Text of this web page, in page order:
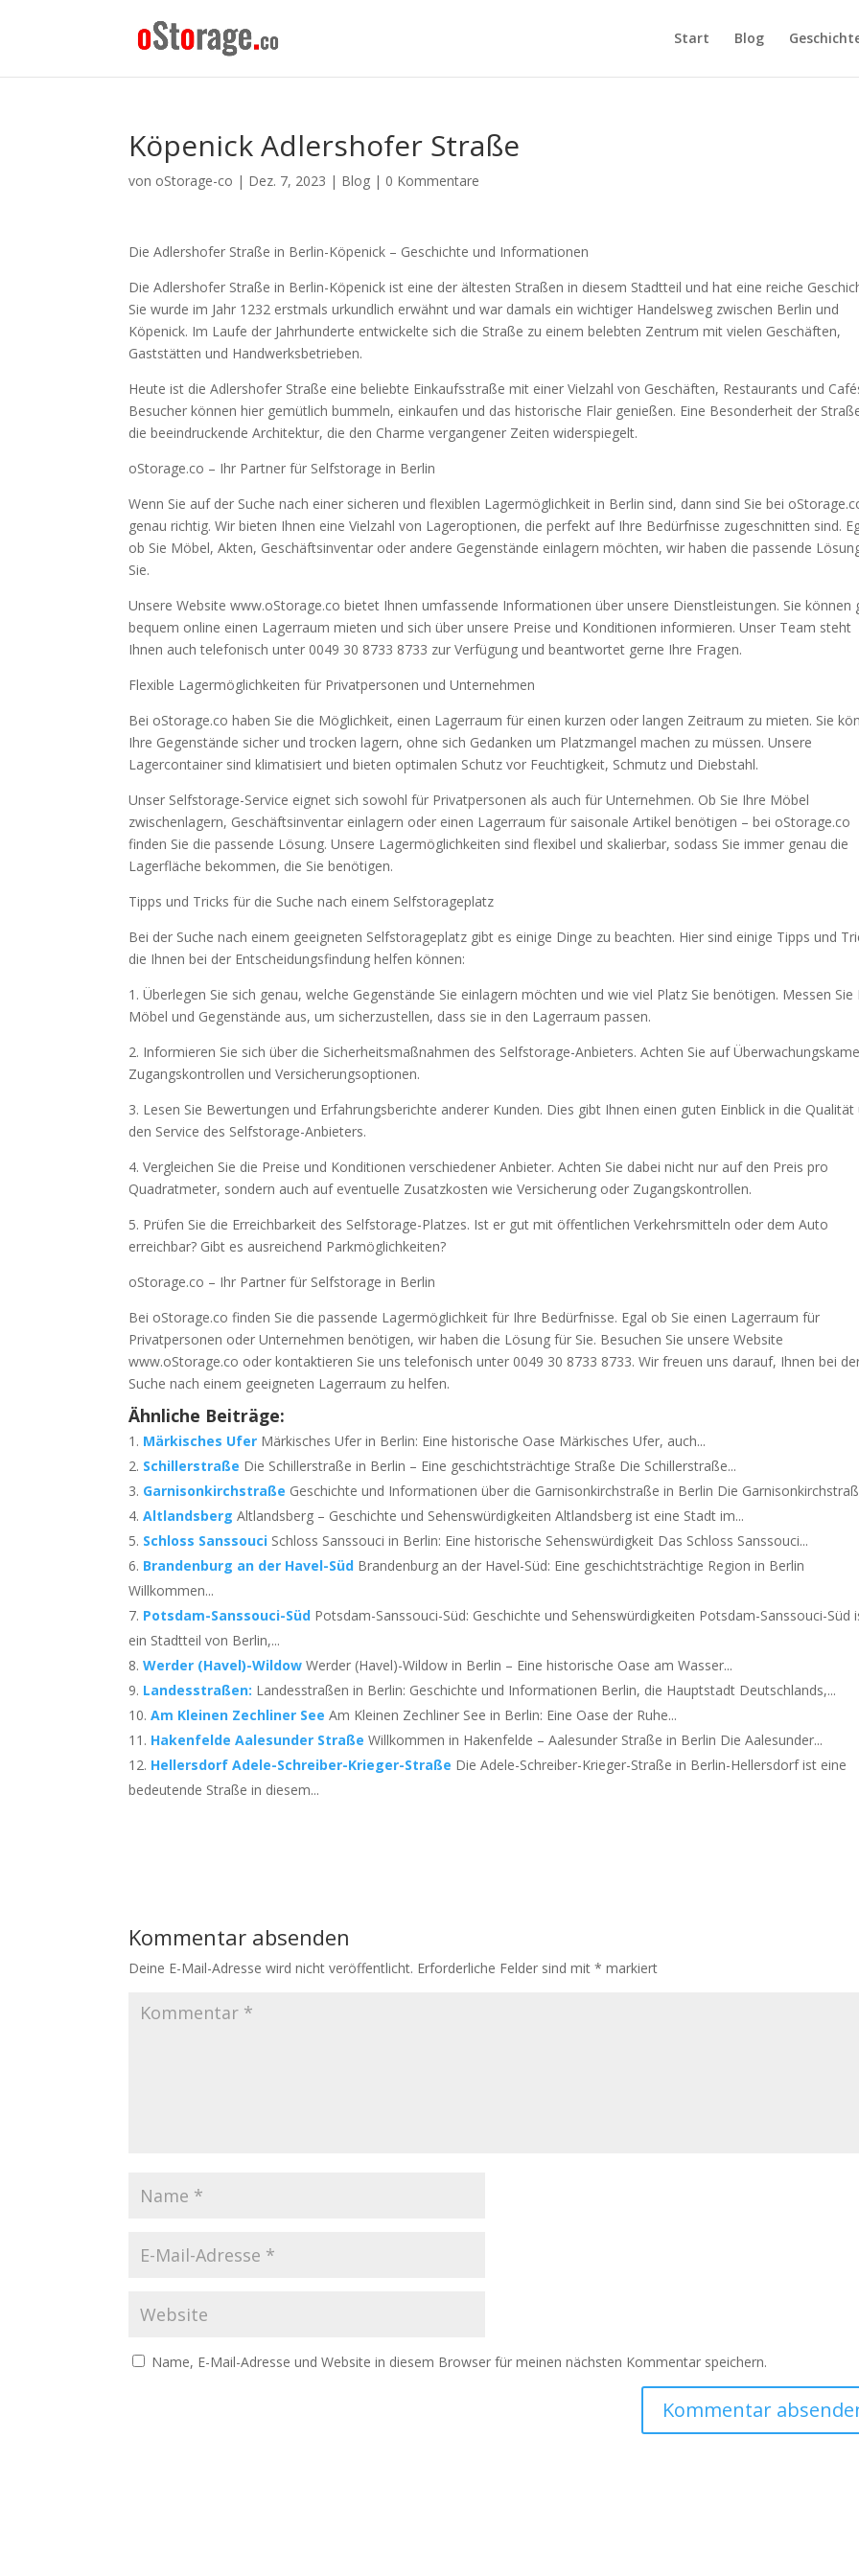
Start Blog
Köpenick Adlershofer Straße
von oStorage-co | Dez. 7, 2023 | Blog | 0 Kommentare
Die Adlershofer Straße in Berlin-Köpenick – Geschichte und Informationen
Die Adlershofer Straße in Berlin-Köpenick ist eine der ältesten Straßen in diesem Stadtteil und hat eine reiche
Sie wurde im Jahr 1232 erstmals urkundlich erwähnt und war damals ein wichtiger Handelsweg zwischen Berlin und
Köpenick. Im Laufe der Jahrhunderte entwickelte sich die Straße zu einem belebten Zentrum mit vielen Geschäften,
Gaststätten und Handwerksbetrieben.
Heute ist die Adlershofer Straße eine beliebte Einkaufsstraße mit einer Vielzahl von Geschäften, Restaurants und
Besucher können hier gemütlich bummeln, einkaufen und das historische Flair genießen. Eine Besonderheit der
die beeindruckende Architektur, die den Charme vergangener Zeiten widerspiegelt.
oStorage.co – Ihr Partner für Selfstorage in Berlin
Wenn Sie auf der Suche nach einer sicheren und flexiblen Lagermöglichkeit in Berlin sind, dann sind Sie bei
genau richtig. Wir bieten Ihnen eine Vielzahl von Lageroptionen, die perfekt auf Ihre Bedürfnisse zugeschnitten sind.
ob Sie Möbel, Akten, Geschäftsinventar oder andere Gegenstände einlagern möchten, wir haben die passende
Sie.
Unsere Website www.oStorage.co bietet Ihnen umfassende Informationen über unsere Dienstleistungen. Sie können
bequem online einen Lagerraum mieten und sich über unsere Preise und Konditionen informieren. Unser Team steht
Ihnen auch telefonisch unter 0049 30 8733 8733 zur Verfügung und beantwortet gerne Ihre Fragen.
Flexible Lagermöglichkeiten für Privatpersonen und Unternehmen
Bei oStorage.co haben Sie die Möglichkeit, einen Lagerraum für einen kurzen oder langen Zeitraum zu mieten. Sie
Ihre Gegenstände sicher und trocken lagern, ohne sich Gedanken um Platzmangel machen zu müssen. Unsere
Lagercontainer sind klimatisiert und bieten optimalen Schutz vor Feuchtigkeit, Schmutz und Diebstahl.
Unser Selfstorage-Service eignet sich sowohl für Privatpersonen als auch für Unternehmen. Ob Sie Ihre Möbel
zwischenlagern, Geschäftsinventar einlagern oder einen Lagerraum für saisonale Artikel benötigen – bei oStorage.co
finden Sie die passende Lösung. Unsere Lagermöglichkeiten sind flexibel und skalierbar, sodass Sie immer genau die
Lagerfläche bekommen, die Sie benötigen.
Tipps und Tricks für die Suche nach einem Selfstorageplatz
Bei der Suche nach einem geeigneten Selfstorageplatz gibt es einige Dinge zu beachten. Hier sind einige Tipps und
die Ihnen bei der Entscheidungsfindung helfen können:
1. Überlegen Sie sich genau, welche Gegenstände Sie einlagern möchten und wie viel Platz Sie benötigen. Messen Sie
Möbel und Gegenstände aus, um sicherzustellen, dass sie in den Lagerraum passen.
2. Informieren Sie sich über die Sicherheitsmaßnahmen des Selfstorage-Anbieters. Achten Sie auf
Zugangskontrollen und Versicherungsoptionen.
3. Lesen Sie Bewertungen und Erfahrungsberichte anderer Kunden. Dies gibt Ihnen einen guten Einblick in die Qualität
den Service des Selfstorage-Anbieters.
4. Vergleichen Sie die Preise und Konditionen verschiedener Anbieter. Achten Sie dabei nicht nur auf den Preis pro
Quadratmeter, sondern auch auf eventuelle Zusatzkosten wie Versicherung oder Zugangskontrollen.
5. Prüfen Sie die Erreichbarkeit des Selfstorage-Platzes. Ist er gut mit öffentlichen Verkehrsmitteln oder dem Auto
erreichbar? Gibt es ausreichend Parkmöglichkeiten?
oStorage.co – Ihr Partner für Selfstorage in Berlin
Bei oStorage.co finden Sie die passende Lagermöglichkeit für Ihre Bedürfnisse. Egal ob Sie einen Lagerraum für
Privatpersonen oder Unternehmen benötigen, wir haben die Lösung für Sie. Besuchen Sie unsere Website
www.oStorage.co oder kontaktieren Sie uns telefonisch unter 0049 30 8733 8733. Wir freuen uns darauf, Ihnen bei
Suche nach einem geeigneten Lagerraum zu helfen.
Ähnliche Beiträge:
Märkisches Ufer Märkisches Ufer in Berlin: Eine historische Oase Märkisches Ufer, auch...
Schillerstraße Die Schillerstraße in Berlin – Eine geschichtsträchtige Straße Die Schillerstraße...
Garnisonkirchstraße Geschichte und Informationen über die Garnisonkirchstraße in Berlin Die
Altlandsberg Altlandsberg – Geschichte und Sehenswürdigkeiten Altlandsberg ist eine Stadt im...
Schloss Sanssouci Schloss Sanssouci in Berlin: Eine historische Sehenswürdigkeit Das Schloss Sanssouci...
Brandenburg an der Havel-Süd Brandenburg an der Havel-Süd: Eine geschichtsträchtige Region in Berlin
Willkommen...
Potsdam-Sanssouci-Süd Potsdam-Sanssouci-Süd: Geschichte und Sehenswürdigkeiten Potsdam-Sanssouci-Süd
ein Stadtteil von Berlin,...
Werder (Havel)-Wildow Werder (Havel)-Wildow in Berlin – Eine historische Oase am Wasser...
Landesstraßen: Landesstraßen in Berlin: Geschichte und Informationen Berlin, die Hauptstadt Deutschlands,...
Am Kleinen Zechliner See Am Kleinen Zechliner See in Berlin: Eine Oase der Ruhe...
Hakenfelde Aalesunder Straße Willkommen in Hakenfelde – Aalesunder Straße in Berlin Die Aalesunder...
Hellersdorf Adele-Schreiber-Krieger-Straße Die Adele-Schreiber-Krieger-Straße in Berlin-Hellersdorf ist eine
bedeutende Straße in diesem...
Kommentar absenden
Deine E-Mail-Adresse wird nicht veröffentlicht. Erforderliche Felder sind mit* markiert
Name, E-Mail-Adresse und Website in diesem Browser für meinen nächsten Kommentar speichern.